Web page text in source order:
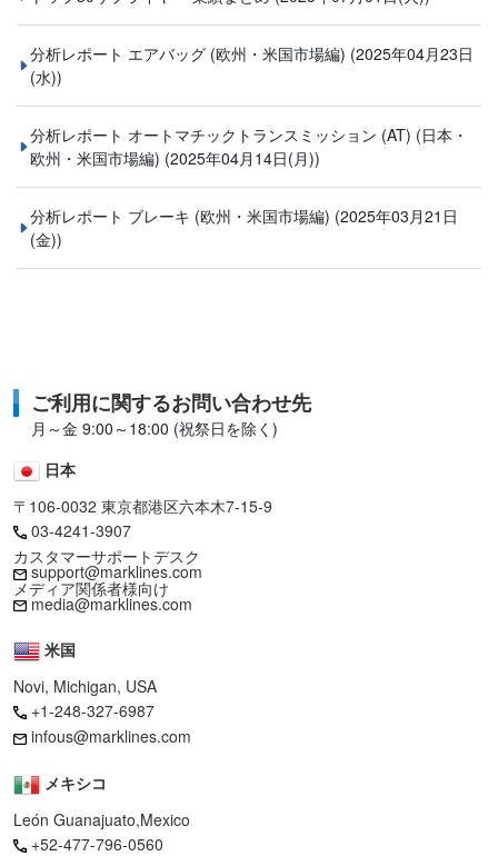
分析レポート エアバッグ (欧州・米国市場編) (2025年04月23日
(水))
分析レポート オートマチックトランスミッション (AT) (⽇本・
欧州・米国市場編) (2025年04月14日(月))
分析レポート ブレーキ (欧州・米国市場編) (2025年03月21日
(金))
ご利用に関するお問い合わせ先
月～金 9:00～18:00 (祝祭日を除く)
日本
〒106-0032 東京都港区六本木7-15-9
03-4241-3907
カスタマーサポートデスク
support@marklines.com
メディア関係者様向け
media@marklines.com
米国
Novi, Michigan, USA
+1-248-327-6987
infous@marklines.com
メキシコ
León Guanajuato,Mexico
+52-477-796-0560